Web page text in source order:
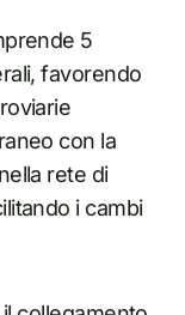
5
favorendo
con la
rete di
i cambi